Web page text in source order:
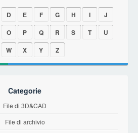
D E F G H I
J
O P Q R S T
U
W X Y Z
Categorie
File di 3D&CAD
File di archivio